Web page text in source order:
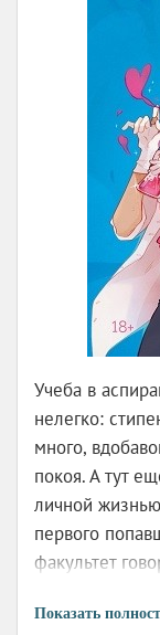
классический
В маленькой
Доддеринг
Питер Уимзи,
втянутым в
местного
Уимзи
тайнами и
заставляют
жители
останется
Мира Лобе
Учеба в
нелегко:
много,
покоя. А тут
личной
первого
факультет
фейковые
Показать